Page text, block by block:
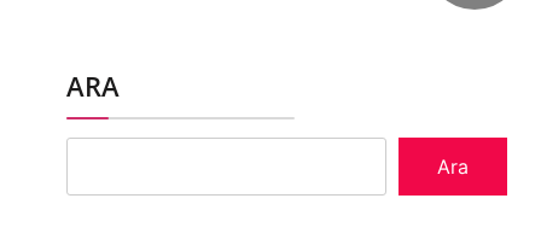
ARA
Ara